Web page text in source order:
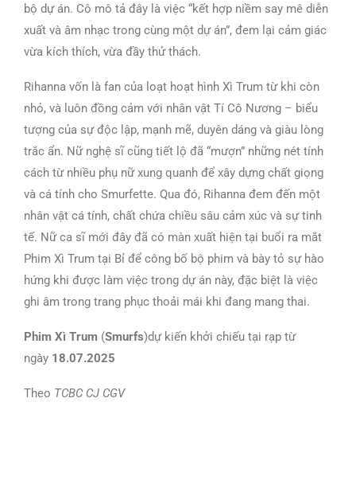
bộ dự án. Cô mô tả đây là việc “kết hợp niềm say mê diễn
xuất và âm nhạc trong cùng một dự án”, đem lại cảm giác
vừa kích thích, vừa đầy thử thách.
Rihanna vốn là fan của loạt hoạt hình Xì Trum từ khi còn
nhỏ, và luôn đồng cảm với nhân vật Tí Cô Nương – biểu
tượng của sự độc lập, mạnh mẽ, duyên dáng và giàu lòng
trắc ẩn. Nữ nghệ sĩ cũng tiết lộ đã “mượn” những nét tính
cách từ nhiều phụ nữ xung quanh để xây dựng chất giọng
và cá tính cho Smurfette. Qua đó, Rihanna đem đến một
nhân vật cá tính, chất chứa chiều sâu cảm xúc và sự tinh
tế. Nữ ca sĩ mới đây đã có màn xuất hiện tại buổi ra mắt
Phim Xì Trum tại Bỉ để công bố bộ phim và bày tỏ sự hào
hứng khi được làm việc trong dự án này, đặc biệt là việc
ghi âm trong trang phục thoải mái khi đang mang thai.
Phim Xì Trum (Smurfs)dự kiến khởi chiếu tại rạp từ
ngày 18.07.2025
Theo TCBC CJ CGV